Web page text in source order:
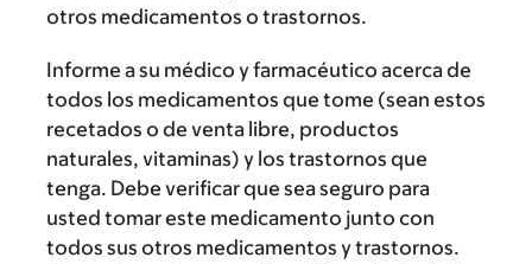
otros medicamentos o trastornos.
Informe a su médico y farmacéutico acerca de
todos los medicamentos que tome (sean estos
recetados o de venta libre, productos
naturales, vitaminas) y los trastornos que
tenga. Debe verificar que sea seguro para
usted tomar este medicamento junto con
todos sus otros medicamentos y trastornos.